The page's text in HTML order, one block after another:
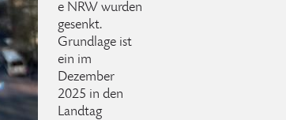
e NRW wurden
gesenkt.
Grundlage ist
ein im
Dezember
2025 in den
Landtag